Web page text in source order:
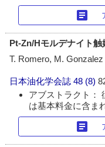
article
Pt-Zn/Hモルデナイト
T. Romero, M. Gonzalez
日本油化学会誌 48 (8)
アブストラクト：
は基本料金に含ま
article